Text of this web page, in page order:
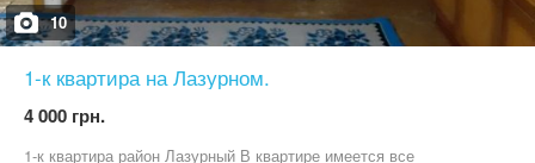
10
1-к квартира на Лазурном.
4 000 грн.
1-к квартира район Лазурный В квартире имеется все